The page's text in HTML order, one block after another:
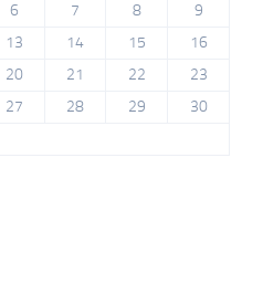
6 7 8
9
13 14 15
16
20 21 22
23
27 28 29
30